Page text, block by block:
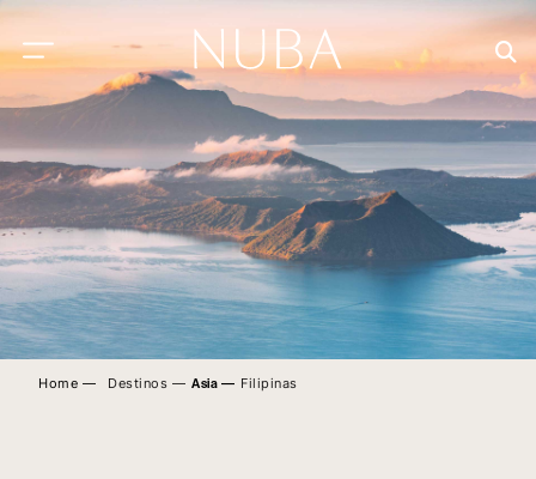
Home ― Destinos ― Asia ― Filipinas